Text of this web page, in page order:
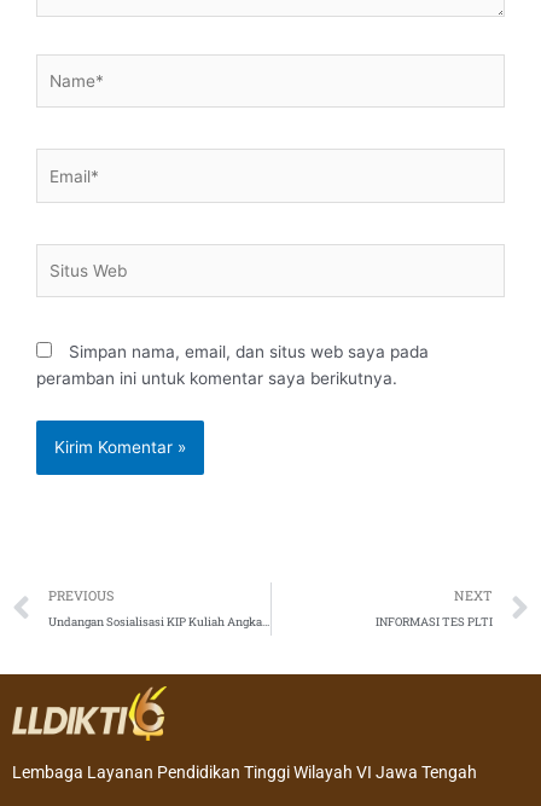
Web
Simpan nama, email, dan situs web saya pada
peramban ini untuk komentar saya berikutnya.
Prev
PREVIOUS NEXT
INFORMASI TES PLTI
Lembaga Layanan Pendidikan Tinggi Wilayah VI Jawa Tengah